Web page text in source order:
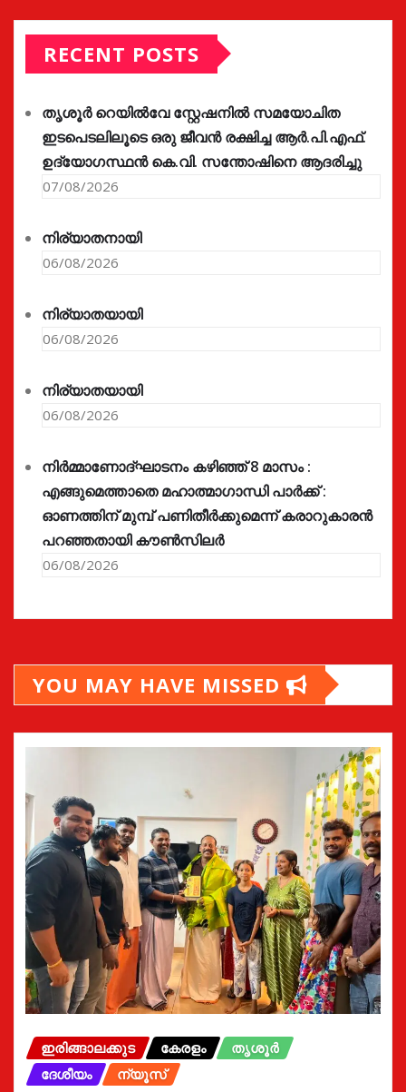
RECENT POSTS
തൃശൂർ റെയിൽവേ സ്റ്റേഷനിൽ സമയോചിത
ഇടപെടലിലൂടെ ഒരു ജീവൻ രക്ഷിച്ച ആർ.പി.എഫ്.
ഉദ്യോഗസ്ഥൻ കെ.വി. സന്തോഷിനെ ആദരിച്ചു
07/08/2026
നിര്യാതനായി
06/08/2026
നിര്യാതയായി
06/08/2026
നിര്യാതയായി
06/08/2026
നിർമ്മാണോദ്ഘാടനം കഴിഞ്ഞ് 8 മാസം :
എങ്ങുമെത്താതെ മഹാത്മാഗാന്ധി പാർക്ക് :
ഓണത്തിന് മുമ്പ് പണിതീർക്കുമെന്ന് കരാറുകാരൻ
പറഞ്ഞതായി കൗൺസിലർ
06/08/2026
YOU MAY HAVE MISSED
ഇരിങ്ങാലക്കുട കേരളം
തൃശൂർ
ദേശീയം
ന്യൂസ്